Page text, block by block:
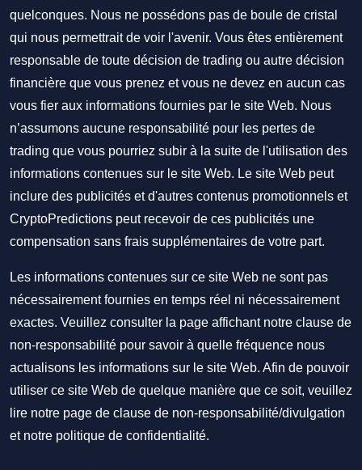
quelconques. Nous ne possédons pas de boule de cristal
qui nous permettrait de voir l'avenir. Vous êtes entièrement
responsable de toute décision de trading ou autre décision
financière que vous prenez et vous ne devez en aucun cas
vous fier aux informations fournies par le site Web. Nous
n’assumons aucune responsabilité pour les pertes de
trading que vous pourriez subir à la suite de l'utilisation des
informations contenues sur le site Web. Le site Web peut
inclure des publicités et d'autres contenus promotionnels et
CryptoPredictions peut recevoir de ces publicités une
compensation sans frais supplémentaires de votre part.
Les informations contenues sur ce site Web ne sont pas
nécessairement fournies en temps réel ni nécessairement
exactes. Veuillez consulter la page affichant notre clause de
non-responsabilité pour savoir à quelle fréquence nous
actualisons les informations sur le site Web. Afin de pouvoir
utiliser ce site Web de quelque manière que ce soit, veuillez
lire notre page de clause de non-responsabilité/divulgation
et notre politique de confidentialité.